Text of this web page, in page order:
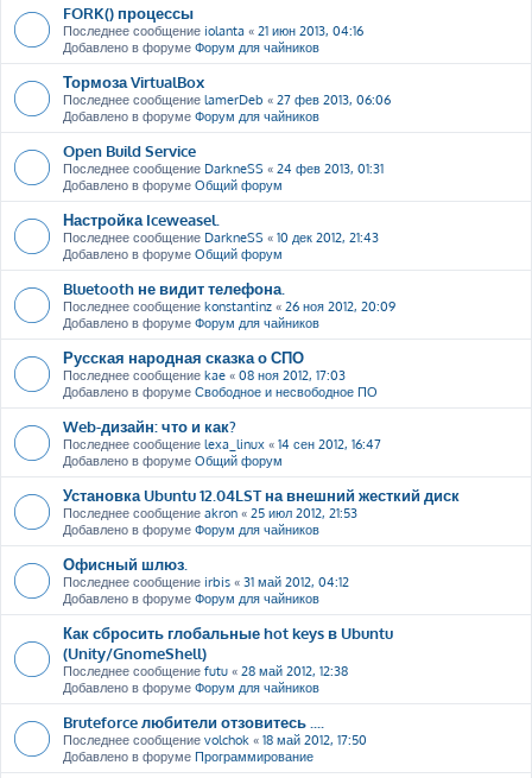
FORK() процессы
Последнее сообщение iolanta « 21 июн 2013, 04:16
Добавлено в форуме Форум для чайников
Тормоза VirtualBox
Последнее сообщение lamerDeb « 27 фев 2013, 06:06
Добавлено в форуме Форум для чайников
Open Build Service
Последнее сообщение DarkneSS « 24 фев 2013, 01:31
Добавлено в форуме Общий форум
Настройка Iceweasel.
Последнее сообщение DarkneSS « 10 дек 2012, 21:43
Добавлено в форуме Общий форум
Bluetooth не видит телефона.
Последнее сообщение konstantinz « 26 ноя 2012, 20:09
Добавлено в форуме Форум для чайников
Русская народная сказка о СПО
Последнее сообщение kae « 08 ноя 2012, 17:03
Добавлено в форуме Свободное и несвободное ПО
Web-дизайн: что и как?
Последнее сообщение lexa_linux « 14 сен 2012, 16:47
Добавлено в форуме Общий форум
Установка Ubuntu 12.04LST на внешний жесткий диск
Последнее сообщение akron « 25 июл 2012, 21:53
Добавлено в форуме Форум для чайников
Офисный шлюз.
Последнее сообщение irbis « 31 май 2012, 04:12
Добавлено в форуме Форум для чайников
Как сбросить глобальные hot keys в Ubuntu
(Unity/GnomeShell)
Последнее сообщение futu « 28 май 2012, 12:38
Добавлено в форуме Форум для чайников
Bruteforce любители отзовитесь ....
Последнее сообщение volchok « 18 май 2012, 17:50
Добавлено в форуме Программирование